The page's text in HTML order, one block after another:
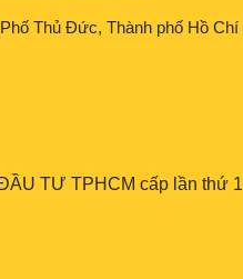
Thủ Đức, Thành phố Hồ Chí
TƯ TPHCM cấp lần thứ 1